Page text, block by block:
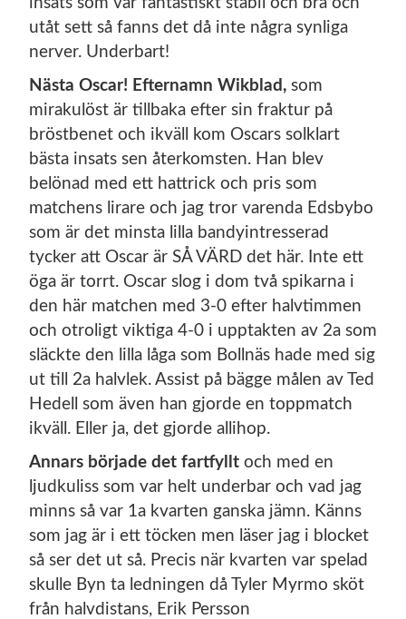
utåt sett så fanns det då inte några synliga
nerver. Underbart!
Nästa Oscar! Efternamn Wikblad, som
mirakulöst är tillbaka efter sin fraktur på
bröstbenet och ikväll kom Oscars solklart
bästa insats sen återkomsten. Han blev
belönad med ett hattrick och pris som
matchens lirare och jag tror varenda Edsbybo
som är det minsta lilla bandyintresserad
tycker att Oscar är SÅ VÄRD det här. Inte ett
öga är torrt. Oscar slog i dom två spikarna i
den här matchen med 3-0 efter halvtimmen
och otroligt viktiga 4-0 i upptakten av 2a som
släckte den lilla låga som Bollnäs hade med sig
ut till 2a halvlek. Assist på bägge målen av Ted
Hedell som även han gjorde en toppmatch
ikväll. Eller ja, det gjorde allihop.
Annars började det fartfyllt och med en
ljudkuliss som var helt underbar och vad jag
minns så var 1a kvarten ganska jämn. Känns
som jag är i ett töcken men läser jag i blocket
så ser det ut så. Precis när kvarten var spelad
skulle Byn ta ledningen då Tyler Myrmo sköt
från halvdistans, Erik Persson